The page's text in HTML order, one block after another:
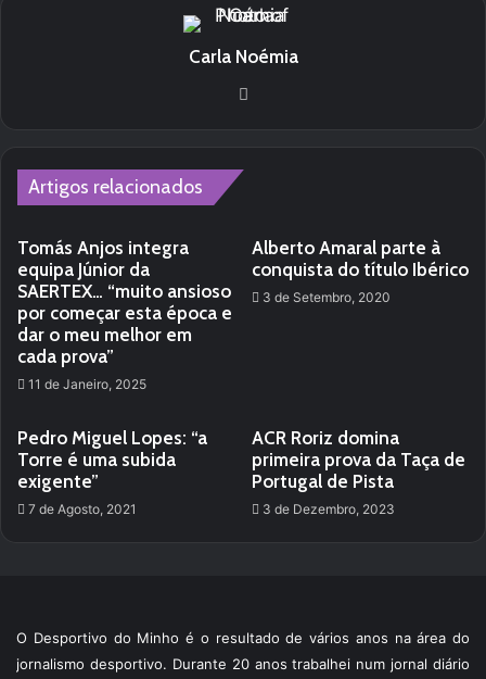
Carla Noémia
Artigos relacionados
Tomás Anjos integra
equipa Júnior da
SAERTEX… “muito ansioso
por começar esta época e
dar o meu melhor em
cada prova”
11 de Janeiro, 2025
Alberto Amaral parte à
conquista do título Ibérico
3 de Setembro, 2020
Pedro Miguel Lopes: “a
Torre é uma subida
exigente”
7 de Agosto, 2021
ACR Roriz domina
primeira prova da Taça de
Portugal de Pista
3 de Dezembro, 2023
O Desportivo do Minho é o resultado de vários anos na área do
jornalismo desportivo. Durante 20 anos trabalhei num jornal diário